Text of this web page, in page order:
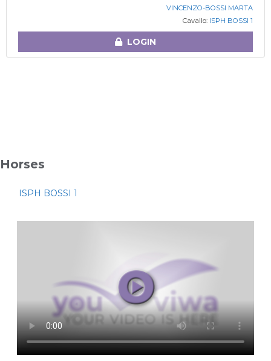
VINCENZO-BOSSI MARTA
Cavallo: ISPH BOSSI 1
LOGIN
Horses
ISPH BOSSI 1